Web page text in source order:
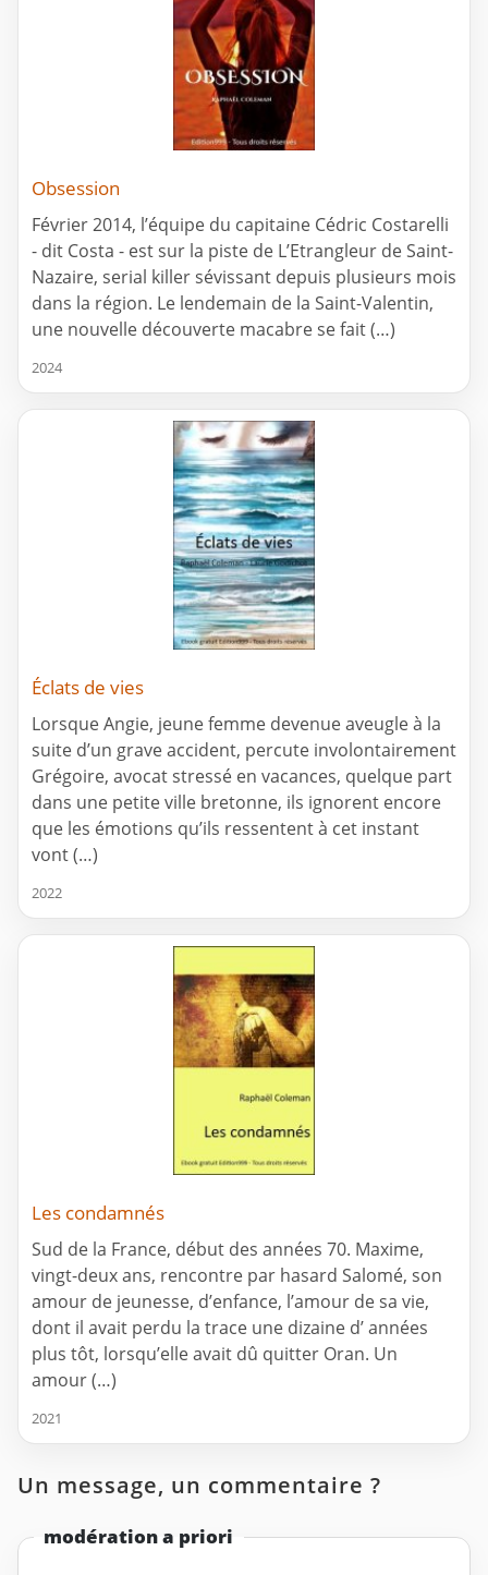
Obsession
Février 2014, l’équipe du capitaine Cédric Costarelli
- dit Costa - est sur la piste de L’Etrangleur de Saint-
Nazaire, serial killer sévissant depuis plusieurs mois
dans la région. Le lendemain de la Saint-Valentin,
une nouvelle découverte macabre se fait (…)
2024
Éclats de vies
Lorsque Angie, jeune femme devenue aveugle à la
suite d’un grave accident, percute involontairement
Grégoire, avocat stressé en vacances, quelque part
dans une petite ville bretonne, ils ignorent encore
que les émotions qu’ils ressentent à cet instant
vont (…)
2022
Les condamnés
Sud de la France, début des années 70. Maxime,
vingt-deux ans, rencontre par hasard Salomé, son
amour de jeunesse, d’enfance, l’amour de sa vie,
dont il avait perdu la trace une dizaine d’ années
plus tôt, lorsqu’elle avait dû quitter Oran. Un
amour (…)
2021
Un message, un commentaire ?
modération a priori